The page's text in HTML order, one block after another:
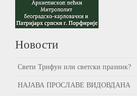
Новости
Свети Трифун или светски празник?
НАЈАВА ПРОСЛАВЕ ВИДОВДАНА